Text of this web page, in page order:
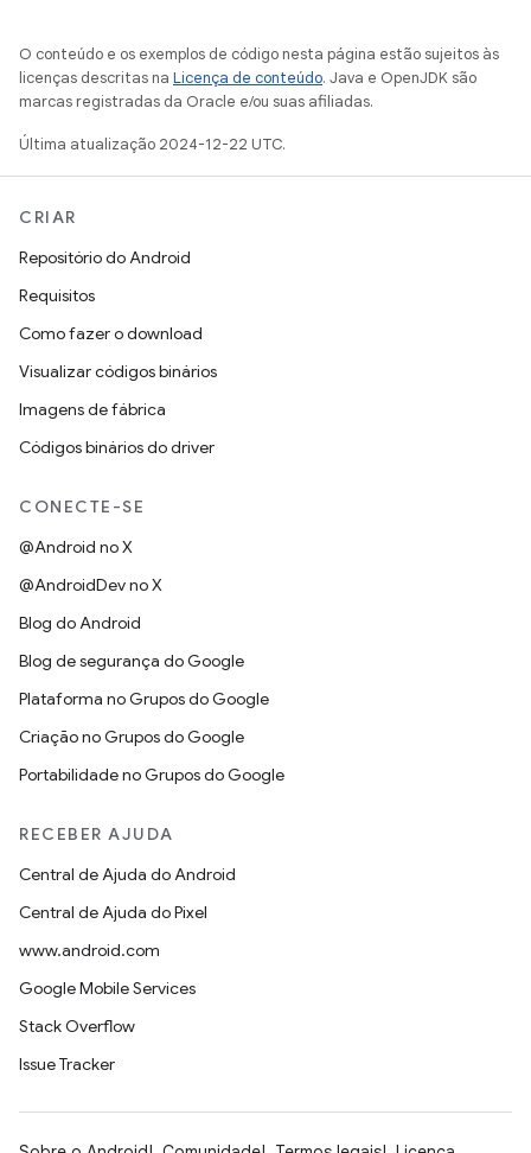
O conteúdo e os exemplos de código nesta página estão sujeitos às
licenças descritas na Licença de conteúdo. Java e OpenJDK são
marcas registradas da Oracle e/ou suas afiliadas.
Última atualização 2024-12-22 UTC.
CRIAR
Repositório do Android
Requisitos
Como fazer o download
Visualizar códigos binários
Imagens de fábrica
Códigos binários do driver
CONECTE-SE
@Android no X
@AndroidDev no X
Blog do Android
Blog de segurança do Google
Plataforma no Grupos do Google
Criação no Grupos do Google
Portabilidade no Grupos do Google
RECEBER AJUDA
Central de Ajuda do Android
Central de Ajuda do Pixel
www.android.com
Google Mobile Services
Stack Overflow
Issue Tracker